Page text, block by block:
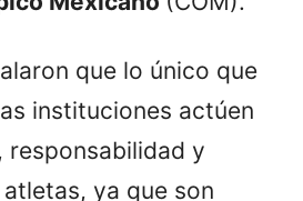
que lo único que
instituciones actúen
responsabilidad y
ya que son